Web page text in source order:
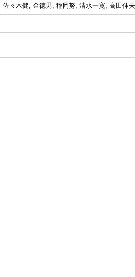
々木健, 金徳男, 稲岡努, 清水一寛, 高田伸夫